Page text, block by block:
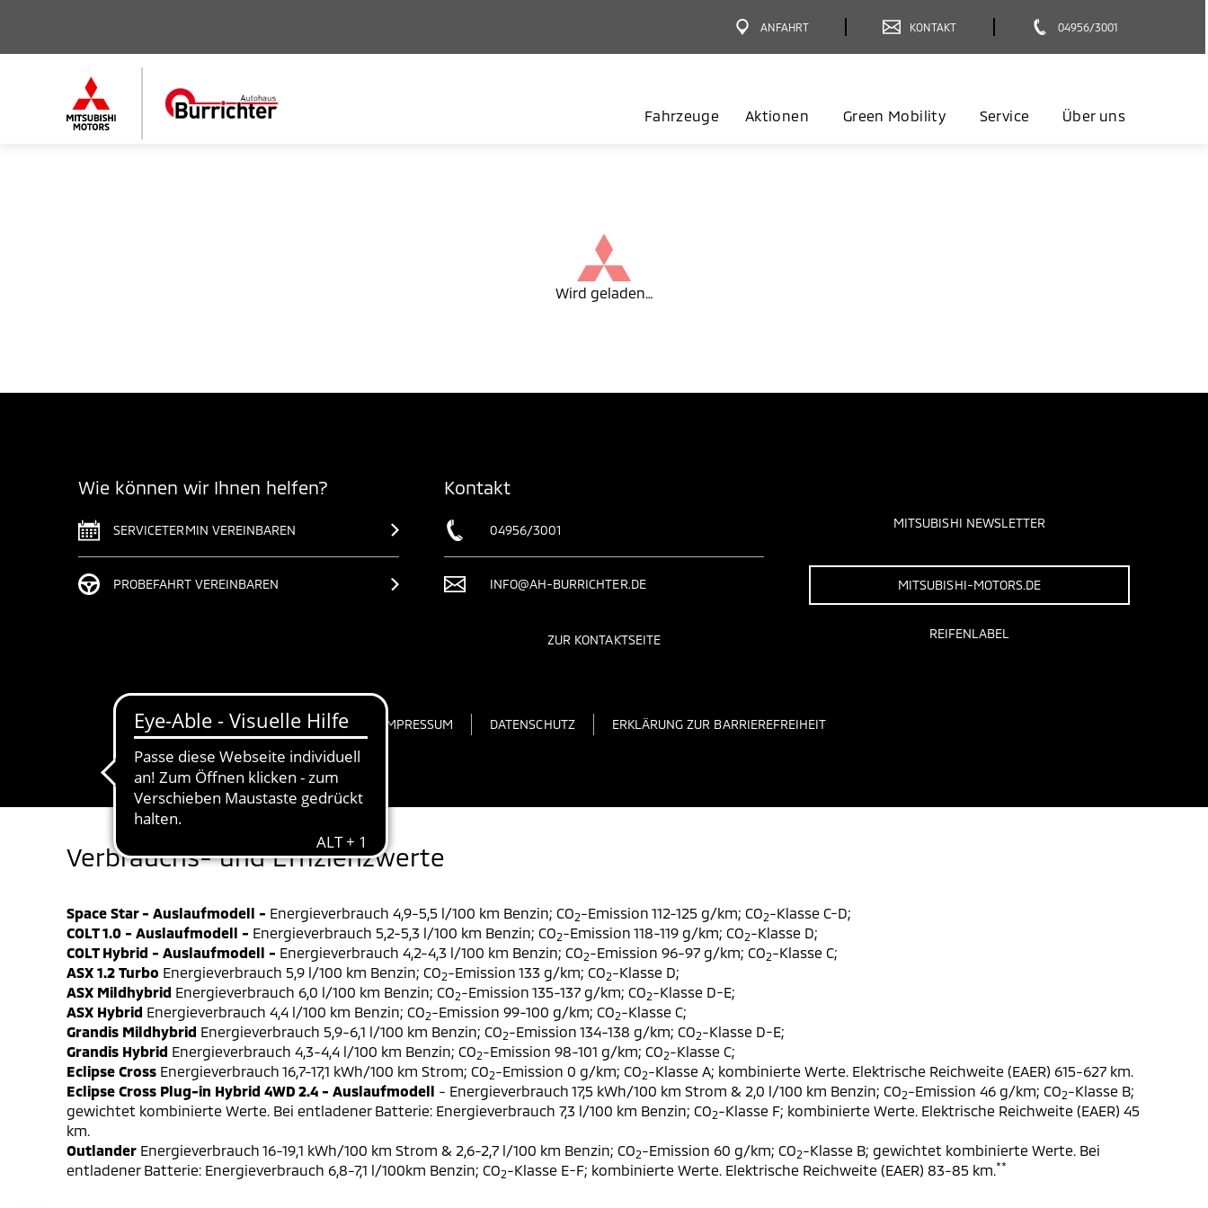
ANFAHRT KONTAKT 04956/3001
Fahrzeuge Aktionen Green Mobility Service Über uns
Wird geladen…
Wie können wir Ihnen helfen?
SERVICETERMIN VEREINBAREN
PROBEFAHRT VEREINBAREN
Kontakt
04956/3001
INFO@AH-BURRICHTER.DE
ZUR KONTAKTSEITE
MITSUBISHI NEWSLETTER
MITSUBISHI-MOTORS.DE
REIFENLABEL
IMPRESSUM DATENSCHUTZ ERKLÄRUNG ZUR BARRIEREFREIHEIT
Verbrauchs- und Effizienzwerte
Space Star - Auslaufmodell - Energieverbrauch 4,9-5,5 l/100 km Benzin; CO2-Emission 112-125 g/km; CO2-Klasse C-D;
COLT 1.0 - Auslaufmodell - Energieverbrauch 5,2-5,3 l/100 km Benzin; CO2-Emission 118-119 g/km; CO2-Klasse D;
COLT Hybrid - Auslaufmodell - Energieverbrauch 4,2-4,3 l/100 km Benzin; CO2-Emission 96-97 g/km; CO2-Klasse C;
ASX 1.2 Turbo Energieverbrauch 5,9 l/100 km Benzin; CO2-Emission 133 g/km; CO2-Klasse D;
ASX Mildhybrid Energieverbrauch 6,0 l/100 km Benzin; CO2-Emission 135-137 g/km; CO2-Klasse D-E;
ASX Hybrid Energieverbrauch 4,4 l/100 km Benzin; CO2-Emission 99-100 g/km; CO2-Klasse C;
Grandis Mildhybrid Energieverbrauch 5,9-6,1 l/100 km Benzin; CO2-Emission 134-138 g/km; CO2-Klasse D-E;
Grandis Hybrid Energieverbrauch 4,3-4,4 l/100 km Benzin; CO2-Emission 98-101 g/km; CO2-Klasse C;
Eclipse Cross Energieverbrauch 16,7-17,1 kWh/100 km Strom; CO2-Emission 0 g/km; CO2-Klasse A; kombinierte Werte. Elektrische Reichweite (EAER) 615-627 km.
Eclipse Cross Plug-in Hybrid 4WD 2.4 - Auslaufmodell - Energieverbrauch 17,5 kWh/100 km Strom & 2,0 l/100 km Benzin; CO2-Emission 46 g/km; CO2-Klasse B;
gewichtet kombinierte Werte. Bei entladener Batterie: Energieverbrauch 7,3 l/100 km Benzin; CO2-Klasse F; kombinierte Werte. Elektrische Reichweite (EAER) 45
km.
Outlander Energieverbrauch 16-19,1 kWh/100 km Strom & 2,6-2,7 l/100 km Benzin; CO2-Emission 60 g/km; CO2-Klasse B; gewichtet kombinierte Werte. Bei
entladener Batterie: Energieverbrauch 6,8-7,1 l/100km Benzin; CO2-Klasse E-F; kombinierte Werte. Elektrische Reichweite (EAER) 83-85 km.**